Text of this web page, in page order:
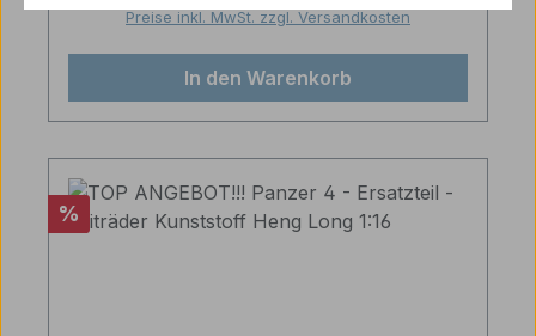
Preise inkl. MwSt. zzgl. Versandkosten
In den Warenkorb
Rabatt
%